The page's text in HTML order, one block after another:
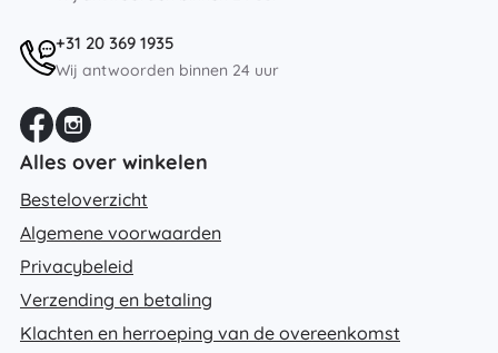
+31 20 369 1935
Wij antwoorden binnen 24 uur
Alles over winkelen
Besteloverzicht
Algemene voorwaarden
Privacybeleid
Verzending en betaling
Klachten en herroeping van de overeenkomst